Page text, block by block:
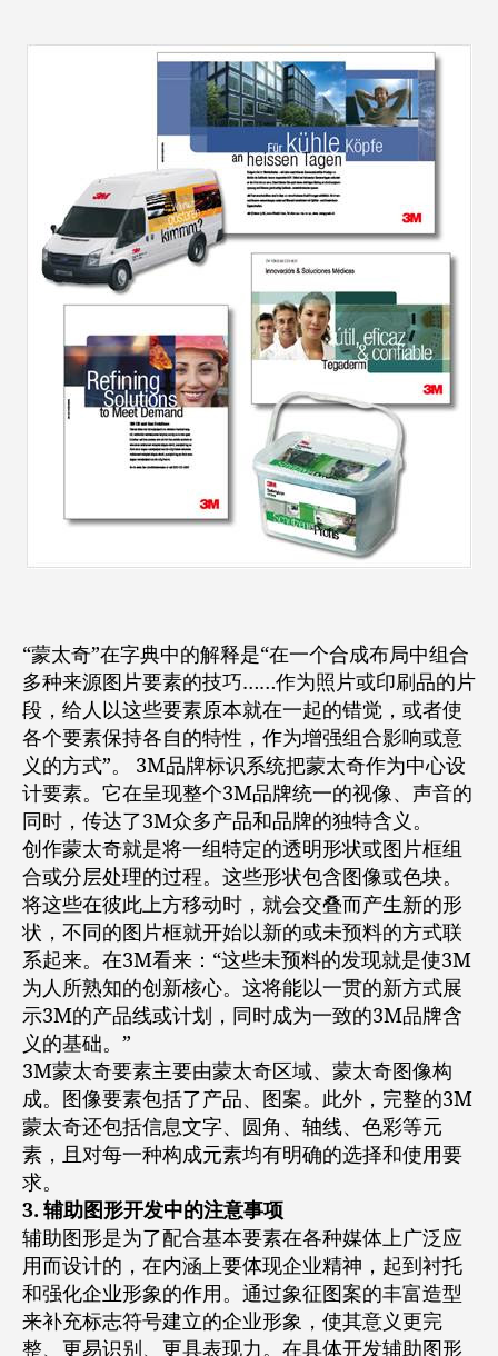
“蒙太奇”在字典中的解释是“在一个合成布局中组合
多种来源图片要素的技巧……作为照片或印刷品的片
段，给人以这些要素原本就在一起的错觉，或者使
各个要素保持各自的特性，作为增强组合影响或意
义的方式”。 3M品牌标识系统把蒙太奇作为中心设
计要素。它在呈现整个3M品牌统一的视像、声音的
同时，传达了3M众多产品和品牌的独特含义。
创作蒙太奇就是将一组特定的透明形状或图片框组
合或分层处理的过程。这些形状包含图像或色块。
将这些在彼此上方移动时，就会交叠而产生新的形
状，不同的图片框就开始以新的或未预料的方式联
系起来。在3M看来：“这些未预料的发现就是使3M
为人所熟知的创新核心。这将能以一贯的新方式展
示3M的产品线或计划，同时成为一致的3M品牌含
义的基础。”
3M蒙太奇要素主要由蒙太奇区域、蒙太奇图像构
成。图像要素包括了产品、图案。此外，完整的3M
蒙太奇还包括信息文字、圆角、轴线、色彩等元
素，且对每一种构成元素均有明确的选择和使用要
求。
3. 辅助图形开发中的注意事项
辅助图形是为了配合基本要素在各种媒体上广泛应
用而设计的，在内涵上要体现企业精神，起到衬托
和强化企业形象的作用。通过象征图案的丰富造型
来补充标志符号建立的企业形象，使其意义更完
整、更易识别、更具表现力。在具体开发辅助图形